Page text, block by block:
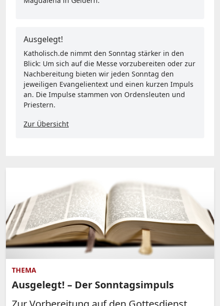
Ausgelegt!
Katholisch.de nimmt den Sonntag stärker in den
Blick: Um sich auf die Messe vorzubereiten oder zur
Nachbereitung bieten wir jeden Sonntag den
jeweiligen Evangelientext und einen kurzen Impuls
an. Die Impulse stammen von Ordensleuten und
Priestern.
Zur Übersicht
THEMA
Ausgelegt! – Der Sonntagsimpuls